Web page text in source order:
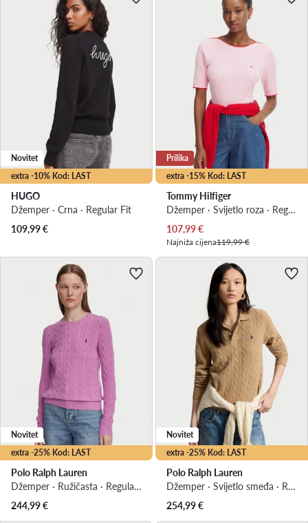
extra -10% Kod: LAST
Novitet
HUGO
Džemper · Crna · Regular Fit
109,99€
extra -15% Kod: LAST
Prilika
Tommy Hilfiger
Džemper · Svijetlo roza · Regular Fit
Trenutna cijena
107,99€
Najniža cijena119,99 €
extra -25% Kod: LAST
Novitet
Polo Ralph Lauren
Džemper · Ružičasta · Regular Fit
244,99€
extra -25% Kod: LAST
Novitet
Polo Ralph Lauren
Džemper · Svijetlo smeđa · Regular Fit
254,99€